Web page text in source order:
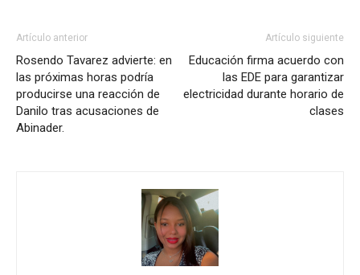
Artículo anterior
Rosendo Tavarez advierte: en
las próximas horas podría
producirse una reacción de
Danilo tras acusaciones de
Abinader.
Artículo siguiente
Educación firma acuerdo con
las EDE para garantizar
electricidad durante horario de
clases